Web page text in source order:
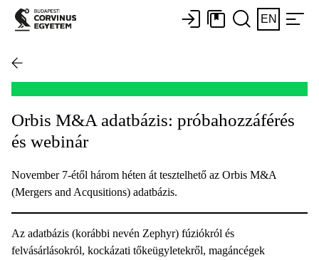
EN
Orbis M&A adatbázis: próbahozzáférés
és webinár
November 7-étől három héten át tesztelhető az Orbis M&A
(Mergers and Acqusitions) adatbázis.
Az adatbázis (korábbi nevén Zephyr) fúziókról és
felvásárlásokról, kockázati tőkeügyletekről, magáncégek